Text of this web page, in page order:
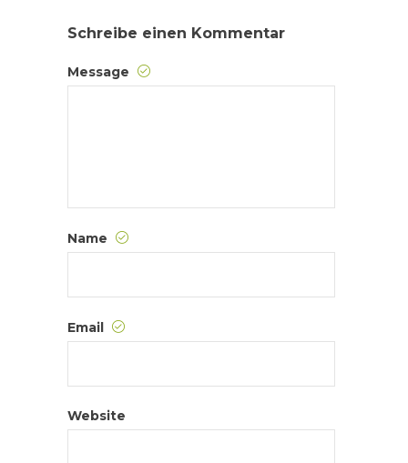
Schreibe einen Kommentar
Message
Name
Email
Website